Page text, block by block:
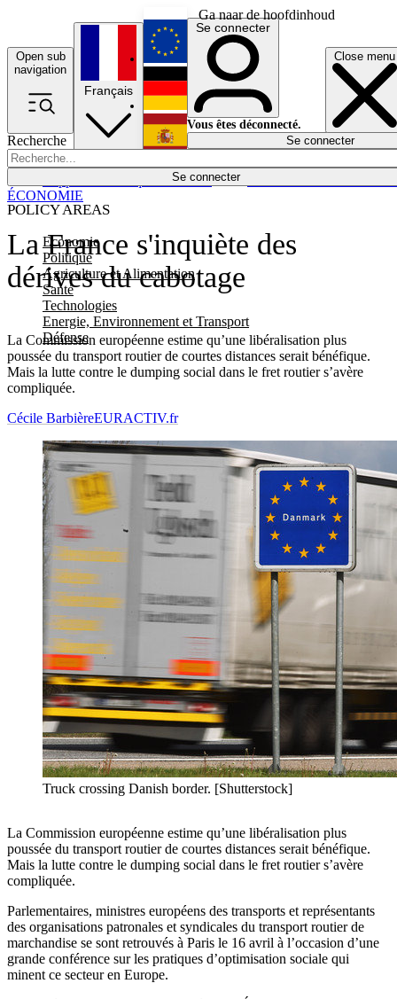
Ga naar de hoofdinhoud
Open sub
navigation
Close menu
Recherche
Se connecter
POLICY AREAS
Economie
Politique
Agriculture et Alimentation
Santé
Technologies
Energie, Environnement et Transport
Défense
Économie
Français
English
Deutsch
Español
Se connecter
Vous êtes déconnecté.
Se connecter
La France s'inquiète des
dérives du cabotage
La Commission européenne estime qu’une libéralisation plus
poussée du transport routier de courtes distances serait bénéfique.
Mais la lutte contre le dumping social dans le fret routier s’avère
compliquée.
ÉCONOMIE
Cécile BarbièreEURACTIV.fr
Truck crossing Danish border. [Shutterstock]
La Commission européenne estime qu’une libéralisation plus
poussée du transport routier de courtes distances serait bénéfique.
Mais la lutte contre le dumping social dans le fret routier s’avère
compliquée.
Parlementaires, ministres européens des transports et représentants
des organisations patronales et syndicales du transport routier de
marchandise se sont retrouvés à Paris le 16 avril à l’occasion d’une
grande conférence sur les pratiques d’optimisation sociale qui
minent ce secteur en Europe.